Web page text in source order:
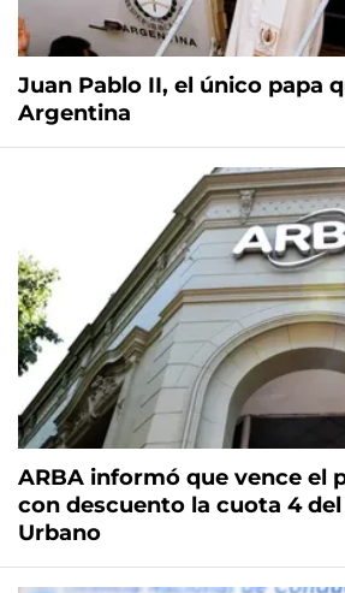
Juan Pablo II, el único papa
Argentina
ARBA informó que vence el
con descuento la cuota 4
Urbano